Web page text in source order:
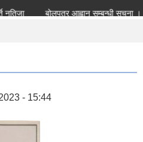
बोलपत्र आह्वान सम्बन्धी सुचना ।
- 15:44